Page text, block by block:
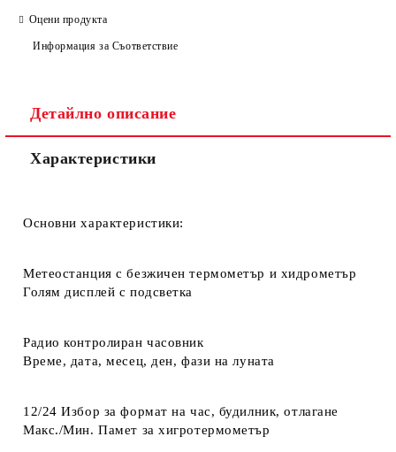
Оцени продукта
Информация за Съответствие
Детайлно описание
Характеристики
Основни характеристики:
Метеостанция с безжичен термометър и хидрометър
Голям дисплей с подсветка
Радио контролиран часовник
Време, дата, месец, ден, фази на луната
12/24 Избор за формат на час, будилник, отлагане
Макс./Мин. Памет за хигротермометър